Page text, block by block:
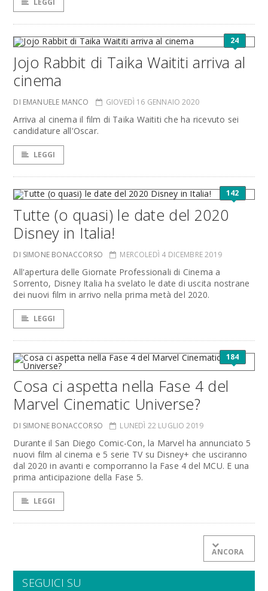
LEGGI
24
Jojo Rabbit di Taika Waititi arriva al
cinema
DI EMANUELE MANCO GIOVEDÌ 16 GENNAIO 2020
Arriva al cinema il film di Taika Waititi che ha ricevuto sei
candidature all'Oscar.
LEGGI
142
Tutte (o quasi) le date del 2020
Disney in Italia!
DI SIMONE BONACCORSO MERCOLEDÌ 4 DICEMBRE 2019
All'apertura delle Giornate Professionali di Cinema a
Sorrento, Disney Italia ha svelato le date di uscita nostrane
dei nuovi film in arrivo nella prima metà del 2020.
LEGGI
184
Cosa ci aspetta nella Fase 4 del
Marvel Cinematic Universe?
DI SIMONE BONACCORSO LUNEDÌ 22 LUGLIO 2019
Durante il San Diego Comic-Con, la Marvel ha annunciato 5
nuovi film al cinema e 5 serie TV su Disney+ che usciranno
dal 2020 in avanti e comporranno la Fase 4 del MCU. E una
prima anticipazione della Fase 5.
LEGGI
ANCORA
SEGUICI SU